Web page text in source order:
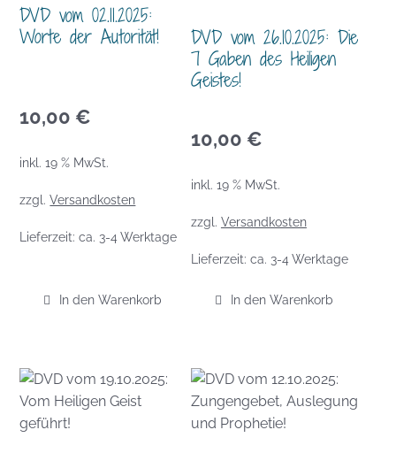
DVD vom 02.11.2025:
Worte der Autorität!
10,00 €
inkl. 19 % MwSt.
zzgl.Versandkosten
Lieferzeit:ca. 3-4 Werktage
In den Warenkorb
DVD vom 26.10.2025: Die
7 Gaben des Heiligen
Geistes!
10,00 €
inkl. 19 % MwSt.
zzgl. Versandkosten
Lieferzeit: ca. 3-4 Werktage
In den Warenkorb